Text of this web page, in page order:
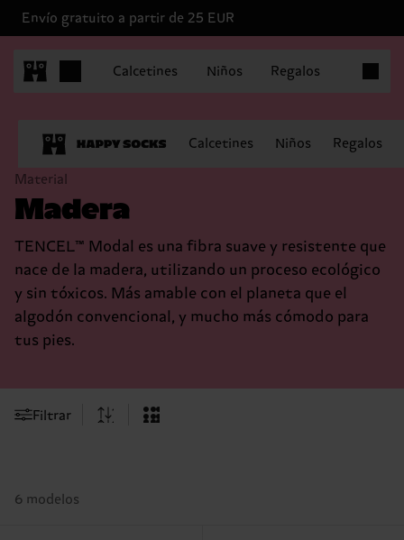
Envío gratuito a partir de 25 EUR
Calcetines Niños Regalos
Calcetines Niños Regalos
Material
Madera
TENCEL™ Modal es una fibra suave y resistente que
nace de la madera, utilizando un proceso ecológico
y sin tóxicos. Más amable con el planeta que el
algodón convencional, y mucho más cómodo para
tus pies.
Filtrar
6 modelos